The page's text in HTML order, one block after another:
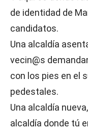
de identidad de
candidatos.
Una alcaldía
vecin@s
con los pies en el
pedestales.
Una alcaldía
alcaldía donde tú